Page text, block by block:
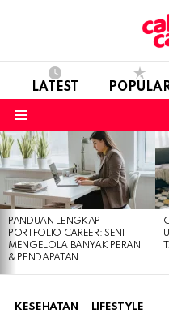
LATEST
LATEST
STORIES
PANDUAN LENGKAP
PORTFOLIO CAREER: SENI
MENGELOLA BANYAK PERAN
& PENDAPATAN
KESEHATAN LIFESTYLE